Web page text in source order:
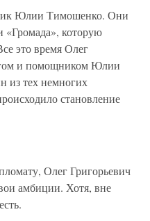
Юлии Тимошенко. Они
«Громада», которую
это время Олег
и помощником Юлии
из тех немногих
становление
Олег Григорьевич
амбиции. Хотя, вне